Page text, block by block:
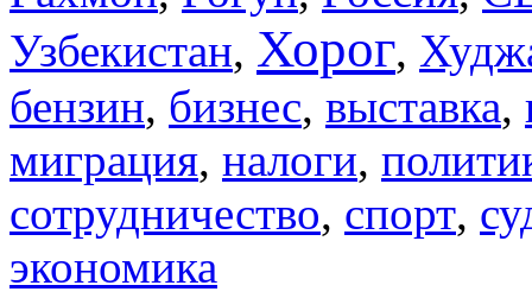
Узбекистан, Хорог,
бензин, бизнес, выставка,
миграция, налоги,
сотрудничество, спорт,
экономика